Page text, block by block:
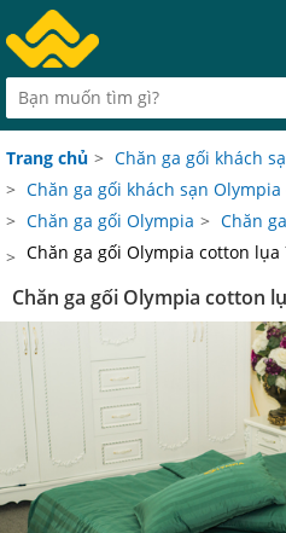
Trang chủ > Chăn ga gối khách
> Chăn ga gối khách sạn
> Chăn ga gối Olympia > Chăn
> Chăn ga gối Olympia cotton lụa
Chăn ga gối Olympia cotton